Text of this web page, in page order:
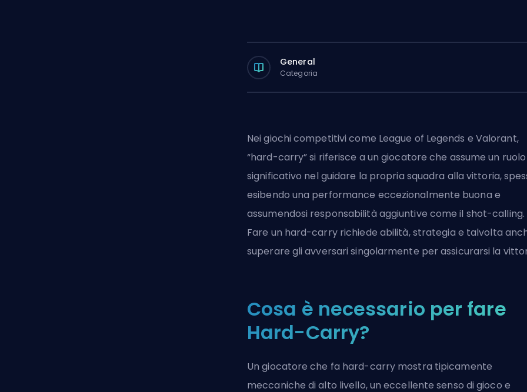
General
Categoria
Nei giochi competitivi come League of Legends e Valorant,
“hard-carry” si riferisce a un giocatore che assume un ruolo
significativo nel guidare la propria squadra alla vittoria,
esibendo una performance eccezionalmente buona e
assumendosi responsabilità aggiuntive come il shot-calling.
Fare un hard-carry richiede abilità, strategia e talvolta
superare gli avversari singolarmente per assicurarsi la
Cosa è necessario per fare
Hard-Carry?
Un giocatore che fa hard-carry mostra tipicamente
meccaniche di alto livello, un eccellente senso di gioco e